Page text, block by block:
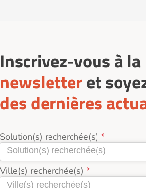
Inscrivez-vous à la
newsletteret
des dernières
Solution(s) recherchée(s)
Ville(s) recherchée(s)